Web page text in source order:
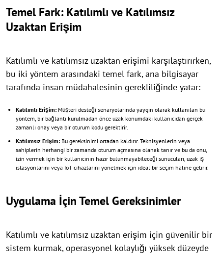
Temel Fark: Katılımlı ve Katılımsız
Uzaktan Erişim
Katılımlı ve katılımsız uzaktan erişimi karşılaştırırken,
bu iki yöntem arasındaki temel fark, ana bilgisayar
tarafında insan müdahalesinin gerekliliğinde yatar:
Katılımlı Erişim: Müşteri desteği senaryolarında yaygın olarak kullanılan bu
yöntem, bir bağlantı kurulmadan önce uzak konumdaki kullanıcıdan gerçek
zamanlı onay veya bir oturum kodu gerektirir.
Katılımsız Erişim: Bu gereksinimi ortadan kaldırır. Teknisyenlerin veya
sahiplerin herhangi bir zamanda oturum açmasına olanak tanır ve bu da onu,
izin vermek için bir kullanıcının hazır bulunmayabileceği sunucuları, uzak iş
istasyonlarını veya IoT cihazlarını yönetmek için ideal bir seçim haline getirir.
Uygulama İçin Temel Gereksinimler
Katılımlı ve katılımsız uzaktan erişim için güvenilir bir
sistem kurmak, operasyonel kolaylığı yüksek düzeyde